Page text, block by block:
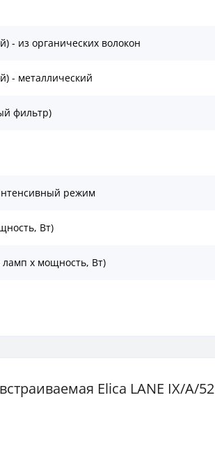
- из органических волокон
- металлический
фильтр)
режим
Вт)
x мощность, Вт)
Elica LANE IX/A/52